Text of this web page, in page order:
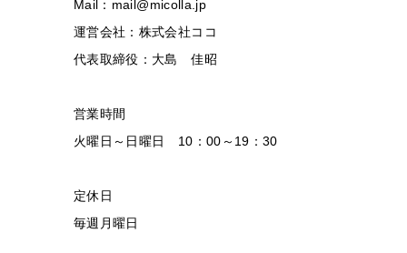
Mail：mail@micolla.jp
運営会社：株式会社ココ
代表取締役：大島 佳昭
営業時間
火曜日～日曜日 10：00～19：30
定休日
毎週月曜日